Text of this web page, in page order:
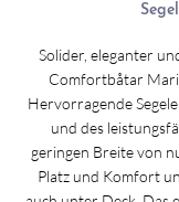
Solider, eleganter
Comfortbåtar
Hervorragende
und des
geringen Breite von
Platz und Komfort